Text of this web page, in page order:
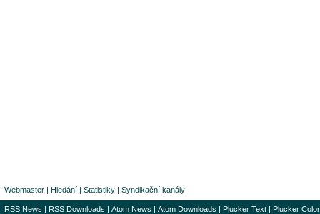
Webmaster | Hledání | Statistiky | Syndikační kanály
RSS News | RSS Downloads | Atom News | Atom Downloads | Plucker Text | Plucker Color